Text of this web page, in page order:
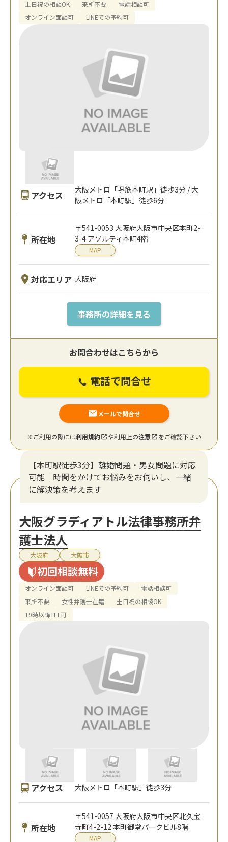
土日祝の相談OK 来所不要
電話相談可
オンライン面談可
LINEでの予約可
アクセス
大阪メトロ「堺筋本町駅」徒歩3分 / 大
阪メトロ「本町駅」徒歩6分
所在地
〒541-0053 大阪府大阪市中央区本町2-
3-4 アソルティ本町4階
MAP
対応エリア 大阪府
事務所の詳細を見る
お問合わせはこちらから
電話で問合せ
メールで問合せ
※ご利用の際には利用規約 や利用上の注意 をご確認下さい
【本町駅徒歩3分】離婚問題・男女問題に対応
可能｜時間をかけてお悩みをお伺いし、一緒
に解決策を考えます
大阪グラディアトル法律事務所弁
護士法人
大阪府 大阪市
初回相談無料
オンライン面談可 LINEでの予約可
電話相談可
来所不要
女性弁護士在籍
土日祝の相談OK
19時以降TEL可
アクセス 大阪メトロ「本町駅」徒歩3分
所在地
〒541-0057 大阪府大阪市中央区北久宝
寺町4-2-12 本町御堂パークビル8階
MAP